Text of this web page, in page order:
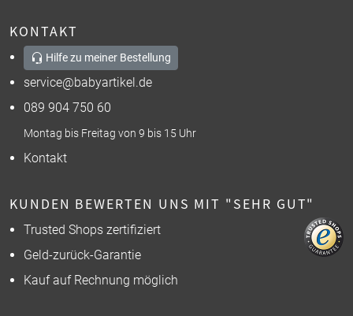
KONTAKT
Hilfe zu meiner Bestellung
service@babyartikel.de
089 904 750 60
Montag bis Freitag von 9 bis 15 Uhr
Kontakt
KUNDEN BEWERTEN UNS MIT "SEHR GUT"
Trusted Shops zertifiziert
Geld-zurück-Garantie
Kauf auf Rechnung möglich